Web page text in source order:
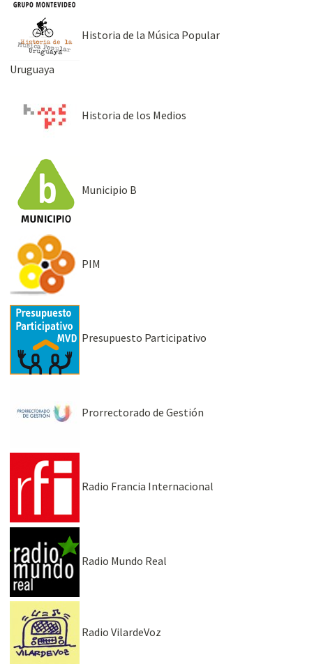
Historia de la Música Popular
Uruguaya
Historia de los Medios
Municipio B
PIM
Presupuesto Participativo
Prorrectorado de Gestión
Radio Francia Internacional
Radio Mundo Real
Radio VilardeVoz